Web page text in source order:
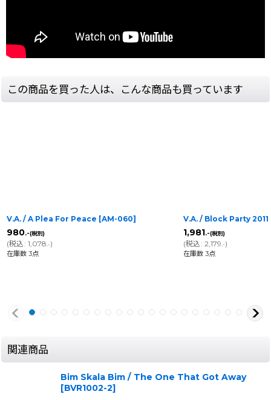
この商品を買った人は、こんな商品も買っています
V.A. / A Plea For Peace [AM-060]
980.-(税別)
(税込: 1,078.-)
在庫数 3点
V.A. / Block Party
1,981.-(税別)
(税込: 2,179.-)
在庫数 3点
関連商品
Bim Skala Bim / The One That Got Away
[BVR1002-2]